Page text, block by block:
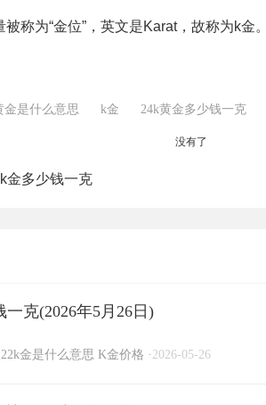
被称为“金位”，英文是Karat，故称为k金
金是什么意思 k金 24k黄金多少钱一克
金多少钱一克
没有了
克(2026年5月26日)
22k金是什么意思 K金价格 · 2026-05-26